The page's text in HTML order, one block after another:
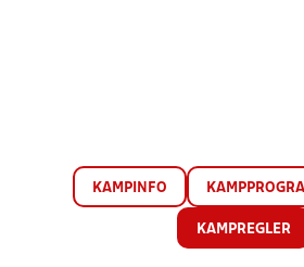
KAMPINFO
KAMPREGLER